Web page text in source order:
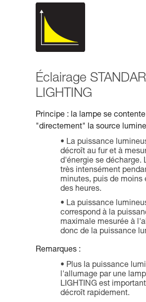
Éclairage
LIGHTING
Principe : la lampe se contente
"directement" la source
La puissance
décroît au fur et à
d'énergie se décharge.
très intensément
minutes, puis de moins
des heures.
La puissance
correspond à la
maximale mesurée à
donc de la puissance
Remarques :
Plus la puissance
l'allumage par une
LIGHTING est
décroît rapidement.